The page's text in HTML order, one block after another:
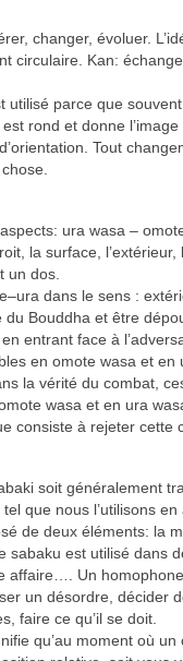
changer, évoluer.
circulaire. Kan:
utilisé parce que
rond et donne
Tout
chose.
ura wasa –
la surface,
un dos.
dans le sens :
Bouddha et être
entrant face à
en omote wasa et
la vérité du combat,
wasa et en ura
consiste à rejeter cette
soit généralement
que nous l’utilisons
de deux éléments: la
sabaku est utilisé dans
affaire…. Un
un désordre, décider
faire ce qu’il se doit.
qu’au moment où